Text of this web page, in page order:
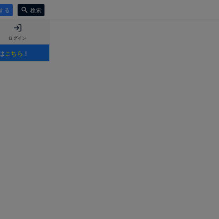
る 検索
ログイン
こちら ！